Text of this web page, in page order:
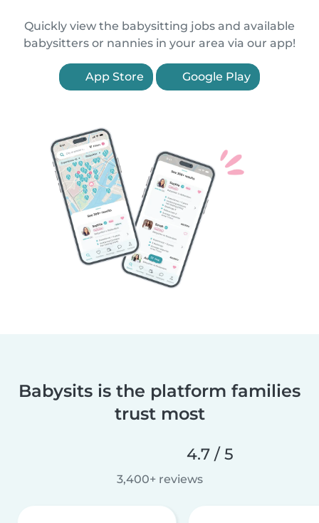
Quickly view the babysitting jobs and available
babysitters or nannies in your area via our app!
App Store Google Play
Babysits is the platform families
trust most
4.7 / 5
3,400+ reviews